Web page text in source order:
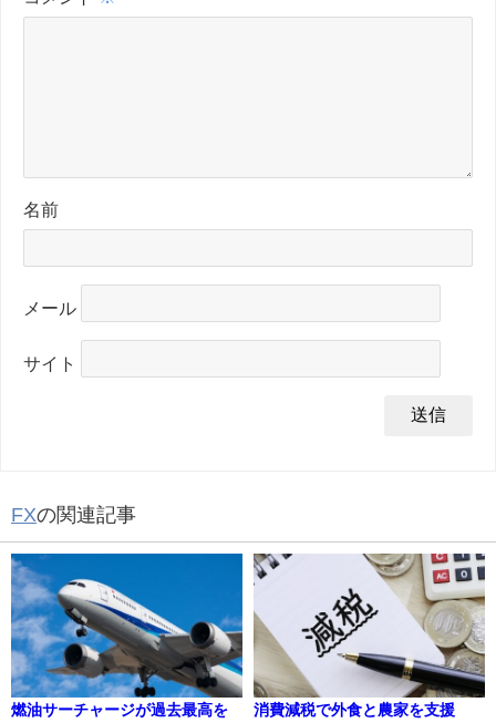
名前
メール
サイト
FXの関連記事
燃油サーチャージが過去最高を
消費減税で外食と農家を支援